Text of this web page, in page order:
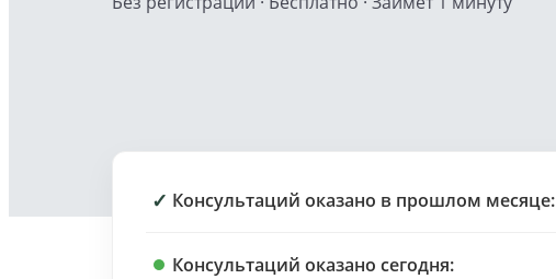
✓ Консультаций оказано в прошлом месяце:
Консультаций оказано сегодня: